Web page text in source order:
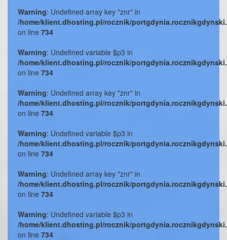
Warning: Undefined array key "znr" in
/home/klient.dhosting.pl/rocznik/
on line 734
Warning: Undefined variable $p3 in
/home/klient.dhosting.pl/rocznik/
on line 734
Warning: Undefined array key "znr" in
/home/klient.dhosting.pl/rocznik/
on line 734
Warning: Undefined variable $p3 in
/home/klient.dhosting.pl/rocznik/
on line 734
Warning: Undefined array key "znr" in
/home/klient.dhosting.pl/rocznik/
on line 734
Warning: Undefined variable $p3 in
/home/klient.dhosting.pl/rocznik/
on line 734